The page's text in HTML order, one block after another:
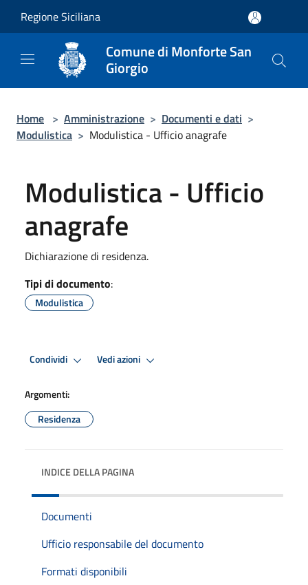
Regione Siciliana
Comune di Monforte San
Giorgio
Home > Amministrazione > Documenti e dati >
Modulistica > Modulistica - Ufficio anagrafe
Modulistica - Ufficio
anagrafe
Dichiarazione di residenza.
Tipi di documento:
Modulistica
Condividi Vedi azioni
Argomenti:
Residenza
INDICE DELLA PAGINA
Documenti
Ufficio responsabile del documento
Formati disponibili